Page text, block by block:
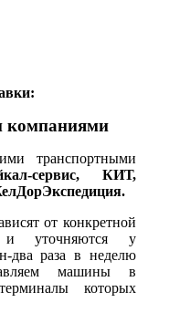
компаниями
транспортными
сервис, КИТ,
от конкретной
и уточняются у
два раза в неделю
машины в
которых